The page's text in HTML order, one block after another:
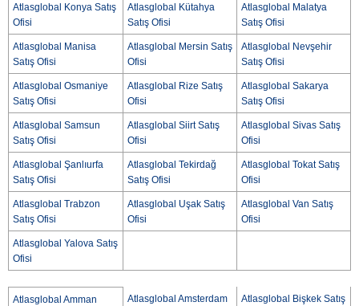
Atlasglobal Konya Satış
Ofisi
Atlasglobal Kütahya
Satış Ofisi
Atlasglobal Malatya
Satış Ofisi
Atlasglobal Manisa
Satış Ofisi
Atlasglobal Mersin Satış
Ofisi
Atlasglobal Nevşehir
Satış Ofisi
Atlasglobal Osmaniye
Satış Ofisi
Atlasglobal Rize Satış
Ofisi
Atlasglobal Sakarya
Satış Ofisi
Atlasglobal Samsun
Satış Ofisi
Atlasglobal Siirt Satış
Ofisi
Atlasglobal Sivas Satış
Ofisi
Atlasglobal Şanlıurfa
Satış Ofisi
Atlasglobal Tekirdağ
Satış Ofisi
Atlasglobal Tokat Satış
Ofisi
Atlasglobal Trabzon
Satış Ofisi
Atlasglobal Uşak Satış
Ofisi
Atlasglobal Van Satış
Ofisi
Atlasglobal Yalova Satış
Ofisi
Atlasglobal Amman Atlasglobal Amsterdam Atlasglobal Bişkek Satış